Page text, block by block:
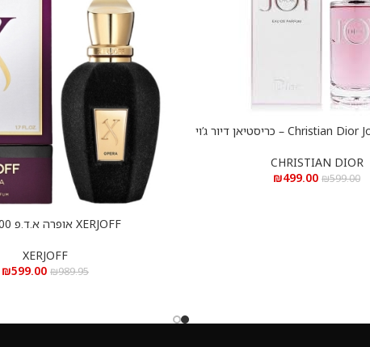
Christian Dior Joy e.d.p 90 ml – כריסטיאן דיור ג’וי
CHRISTIAN DIOR
₪599.00
₪499.00
הוספה לסלXERJOFF אופרה א.ד.פ 100 מ”ל
XERJOFF
₪989.95
₪599.00